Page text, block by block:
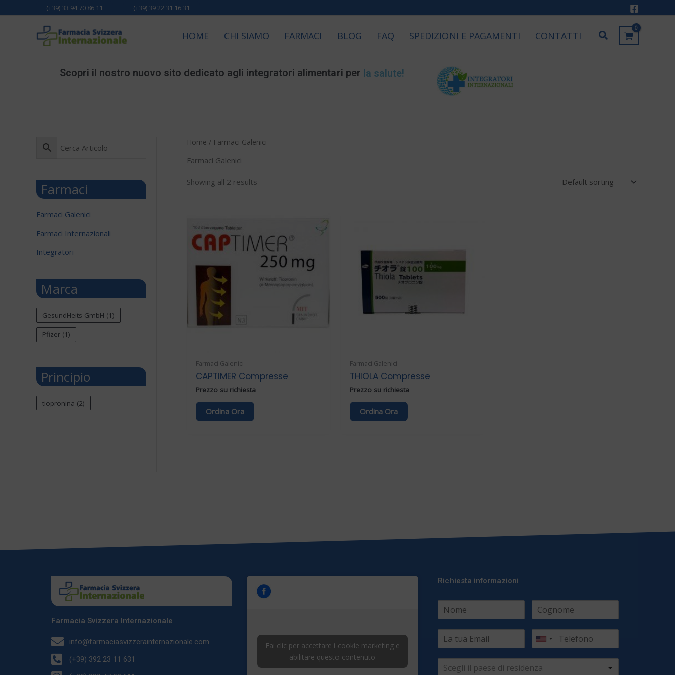
al
(+39) 33 94 70 86 11 (+39) 39 22 31 16 31
HOME CHI SIAMO FARMACI BLOG FAQ SPEDIZIONI E PAGAMENTI CONTATTI Cerca
Scopri il nostro nuovo sito dedicato agli integratori alimentari per
la longevità!la salute!
Farmaci
Farmaci Galenici
Farmaci Internazionali
Integratori
Marca
GesundHeits GmbH (1)
Pfizer (1)
Principio
tiopronina (2)
Home / Farmaci Galenici
Farmaci Galenici
Showing all 2 results
Farmaci Galenici
CAPTIMER Compresse
Prezzo su richiesta
Ordina Ora
Farmaci Galenici
THIOLA Compresse
Prezzo su richiesta
Ordina Ora
Farmacia Svizzera Internazionale
info@farmaciasvizzerainternazionale.com
(+39) 392 23 11 631
Fai clic per accettare i cookie marketing e
abilitare questo contenuto
Richiesta informazioni
Scegli il paese di residenza